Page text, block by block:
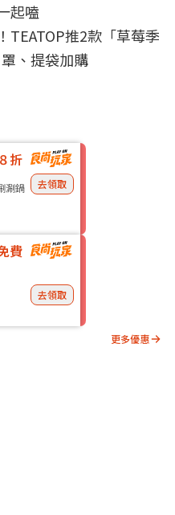
起嗑
TEATOP推2款「草莓季
、提袋加購
折
涮鍋
去領取
費
去領取
更多優惠